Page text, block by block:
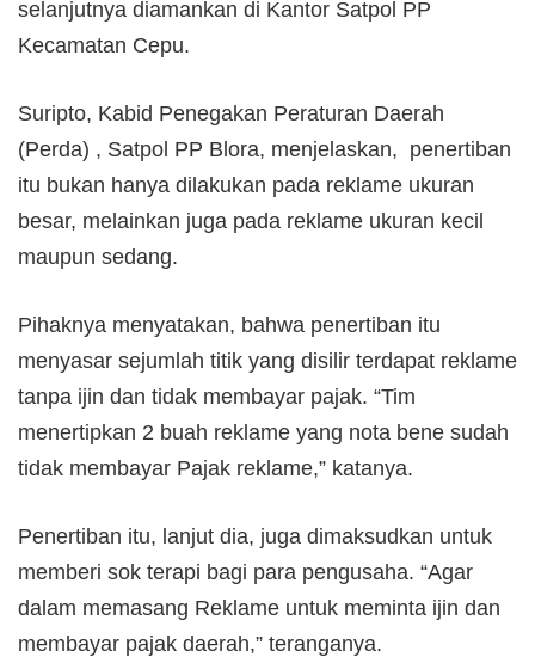
selanjutnya diamankan di Kantor Satpol PP
Kecamatan Cepu.
Suripto, Kabid Penegakan Peraturan Daerah
(Perda) , Satpol PP Blora, menjelaskan, penertiban
itu bukan hanya dilakukan pada reklame ukuran
besar, melainkan juga pada reklame ukuran kecil
maupun sedang.
Pihaknya menyatakan, bahwa penertiban itu
menyasar sejumlah titik yang disilir terdapat reklame
tanpa ijin dan tidak membayar pajak. “Tim
menertipkan 2 buah reklame yang nota bene sudah
tidak membayar Pajak reklame,” katanya.
Penertiban itu, lanjut dia, juga dimaksudkan untuk
memberi sok terapi bagi para pengusaha. “Agar
dalam memasang Reklame untuk meminta ijin dan
membayar pajak daerah,” teranganya.